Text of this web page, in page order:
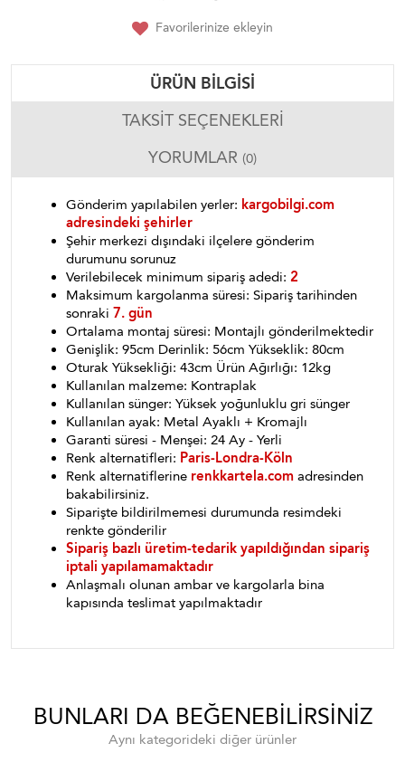
Favorilerinize ekleyin
ÜRÜN BILGISI
TAKSIT SEÇENEKLERI
YORUMLAR (0)
Gönderim yapılabilen yerler: kargobilgi.com
adresindeki şehirler
Şehir merkezi dışındaki ilçelere gönderim
durumunu sorunuz
Verilebilecek minimum sipariş adedi: 2
Maksimum kargolanma süresi: Sipariş tarihinden
sonraki 7. gün
Ortalama montaj süresi: Montajlı gönderilmektedir
Genişlik: 95cm Derinlik: 56cm Yükseklik: 80cm
Oturak Yüksekliği: 43cm Ürün Ağırlığı: 12kg
Kullanılan malzeme: Kontraplak
Kullanılan sünger: Yüksek yoğunluklu gri sünger
Kullanılan ayak: Metal Ayaklı + Kromajlı
Garanti süresi - Menşei: 24 Ay - Yerli
Renk alternatifleri: Paris-Londra-Köln
Renk alternatiflerine renkkartela.com adresinden
bakabilirsiniz.
Siparişte bildirilmemesi durumunda resimdeki
renkte gönderilir
Sipariş bazlı üretim-tedarik yapıldığından sipariş
iptali yapılamamaktadır
Anlaşmalı olunan ambar ve kargolarla bina
kapısında teslimat yapılmaktadır
BUNLARI DA BEĞENEBILIRSINIZ
Aynı kategorideki diğer ürünler